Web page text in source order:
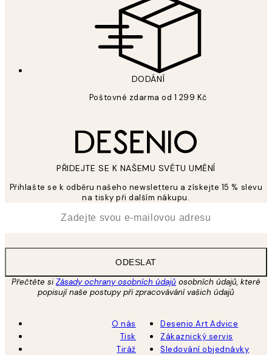
DODÁNÍ
Poštovné zdarma od 1 299 Kč
PŘIDEJTE SE K NAŠEMU SVĚTU UMĚNÍ
Přihlašte se k odběru našeho newsletteru a získejte 15 % slevu
na tisky při dalším nákupu.
ODESLAT
Přečtěte siZásady ochrany osobních údajů osobních údajů, které
popisují naše postupy při zpracovávání vašich údajů
O nás
Tisk
Tiráž
Desenio Art Advice
Zákaznický servis
Sledování objednávky